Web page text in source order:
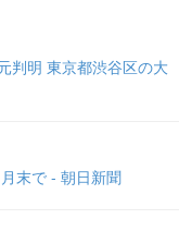
判明 東京都渋谷区の大
末で - 朝日新聞